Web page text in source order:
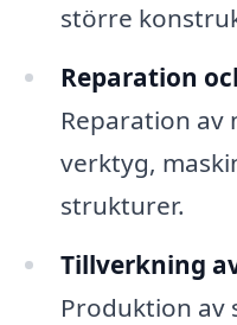
större
Reparation
Reparation
verktyg,
strukturer.
Tillverkning
Produktion av